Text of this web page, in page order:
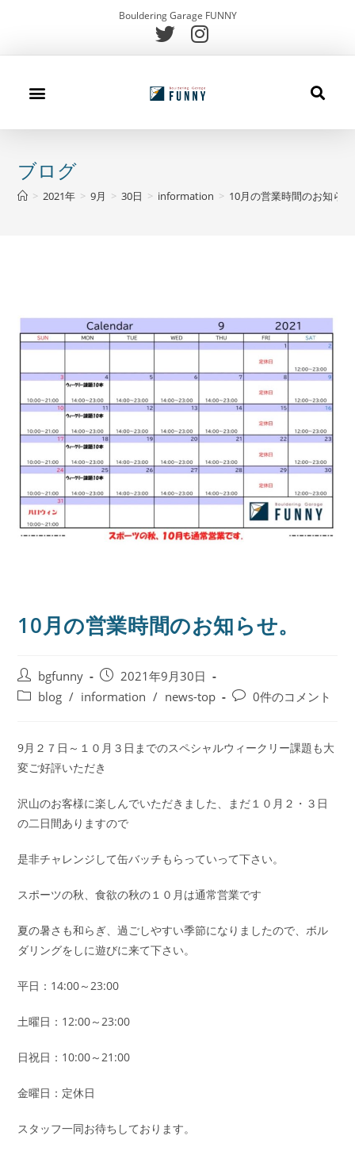
Bouldering Garage FUNNY
ブログ
> 2021年 > 9月 > 30日 > information > 10月の営業時間のお知ら
10月の営業時間のお知らせ。
bgfunny
2021年9月30日
blog / information / news-top 0件のコメント
9月２７日～１０月３日までのスペシャルウィークリー課題も大
変ご好評いただき
沢山のお客様に楽しんでいただきました、まだ１０月２・３日
の二日間ありますので
是非チャレンジして缶バッチもらっていって下さい。
スポーツの秋、食欲の秋の１０月は通常営業です
夏の暑さも和らぎ、過ごしやすい季節になりましたので、ボル
ダリングをしに遊びに来て下さい。
平日：14:00～23:00
土曜日：12:00～23:00
日祝日：10:00～21:00
金曜日：定休日
スタッフ一同お待ちしております。